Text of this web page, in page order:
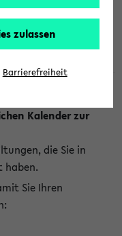
derzeit zur
Kalender zur
die Sie in
haben.
Sie Ihren
zulassen
Barrierefreiheit